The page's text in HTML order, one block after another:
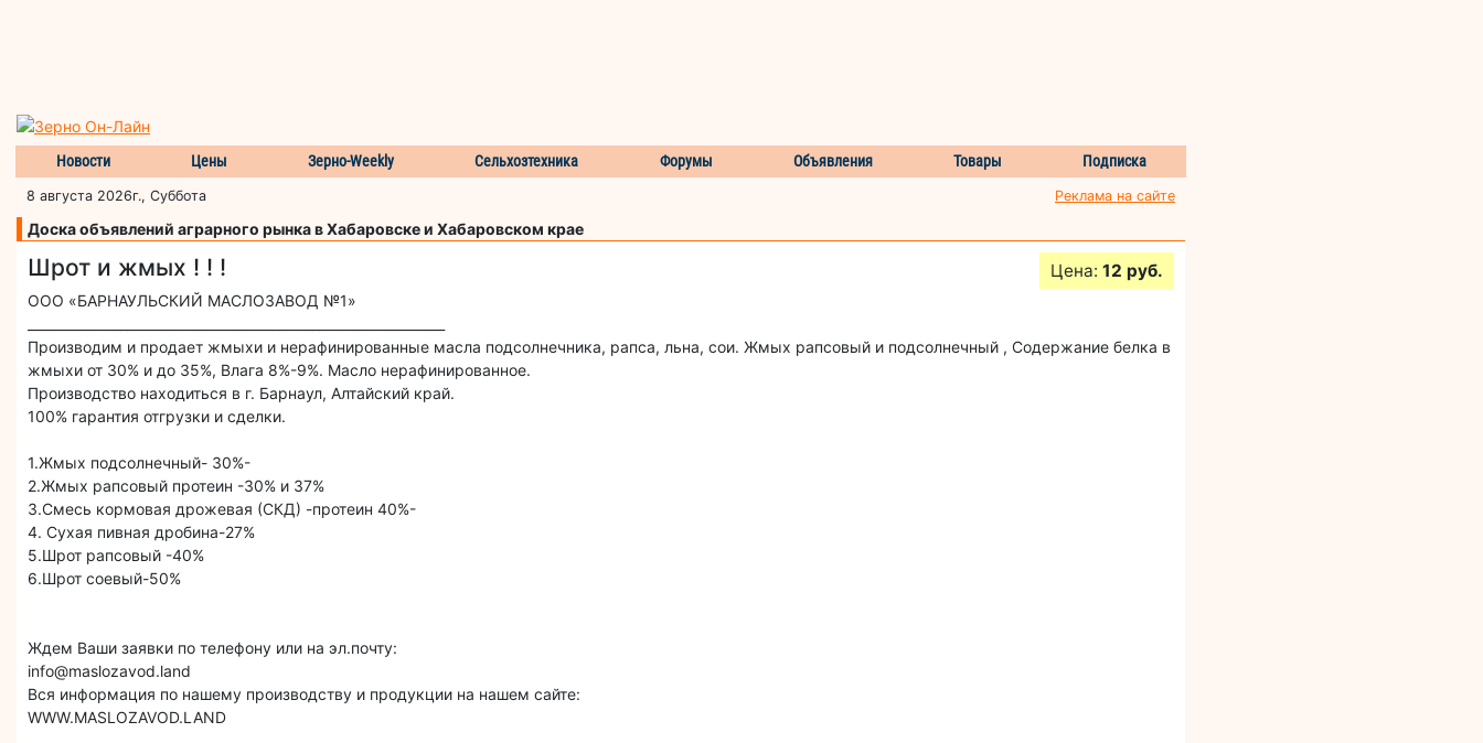
Новости Цены Зерно-Weekly Сельхозтехника Форумы Объявления Товары Подписка
8 августа 2026г., Суббота Реклама на сайте
Доска объявлений аграрного рынка в Хабаровске и Хабаровском крае
Шрот и жмых ! ! ! Цена: 12 руб.
ООО «БАРНАУЛЬСКИЙ МАСЛОЗАВОД №1»
Производим и продает жмыхи и нерафинированные масла подсолнечника, рапса, льна, сои. Жмых рапсовый и подсолнечный , Содержание белка в
жмыхи от 30% и до 35%, Влага 8%-9%. Масло нерафинированное.
Производство находиться в г. Барнаул, Алтайский край.
100% гарантия отгрузки и сделки.
1.Жмых подсолнечный- 30%-
2.Жмых рапсовый протеин -30% и 37%
3.Смесь кормовая дрожевая (СКД) -протеин 40%-
4. Сухая пивная дробина-27%
5.Шрот рапсовый -40%
6.Шрот соевый-50%
Ждем Ваши заявки по телефону или на эл.почту:
info@maslozavod.land
Вся информация по нашему производству и продукции на нашем сайте:
WWW.MASLOZAVOD.LAND